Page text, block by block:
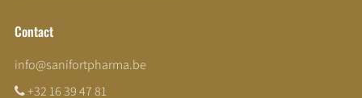
Contact
info@sanifortpharma.be
+32 16 39 47 81